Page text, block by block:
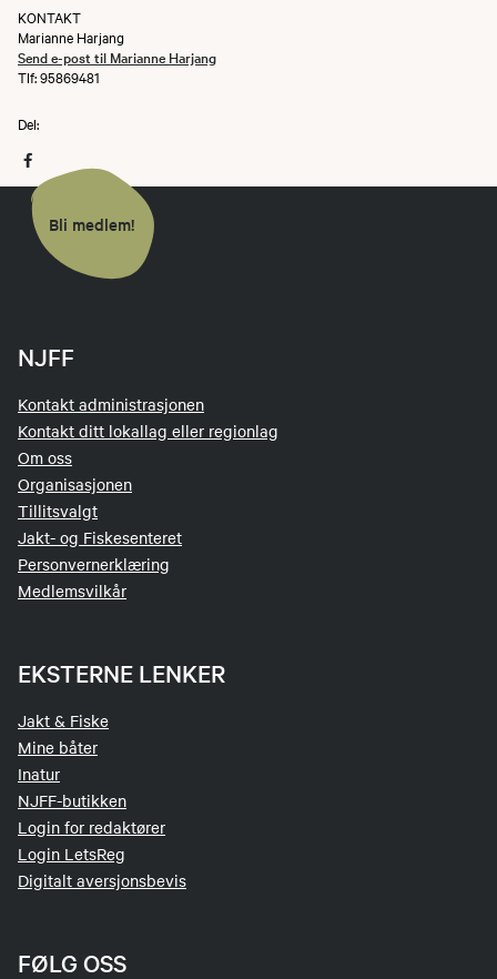
KONTAKT
Marianne Harjang
Send e-post til Marianne Harjang
Tlf: 95869481
Del:
Bli medlem!
NJFF
Kontakt administrasjonen
Kontakt ditt lokallag eller regionlag
Om oss
Organisasjonen
Tillitsvalgt
Jakt- og Fiskesenteret
Personvernerklæring
Medlemsvilkår
EKSTERNE LENKER
Jakt & Fiske
Mine båter
Inatur
NJFF-butikken
Login for redaktører
Login LetsReg
Digitalt aversjonsbevis
FØLG OSS